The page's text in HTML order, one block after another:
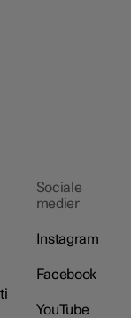
Sociale
medier
Instagram
Facebook
YouTube